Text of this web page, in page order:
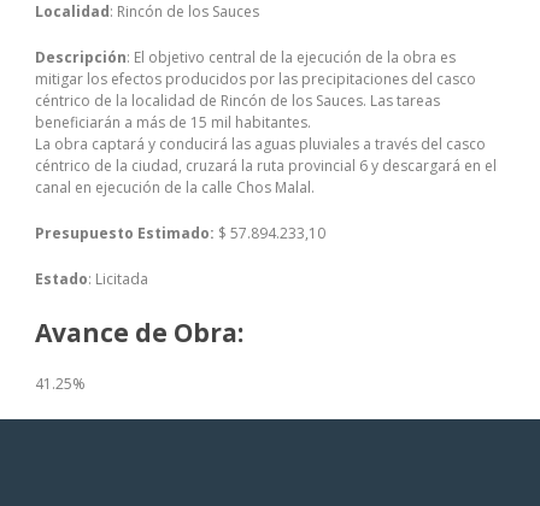
Localidad: Rincón de los Sauces
Descripción: El objetivo central de la ejecución de la obra es
mitigar los efectos producidos por las precipitaciones del casco
céntrico de la localidad de Rincón de los Sauces. Las tareas
beneficiarán a más de 15 mil habitantes.
La obra captará y conducirá las aguas pluviales a través del casco
céntrico de la ciudad, cruzará la ruta provincial 6 y descargará en el
canal en ejecución de la calle Chos Malal.
Presupuesto Estimado: $ 57.894.233,10
Estado: Licitada
Avance de Obra:
41.25%